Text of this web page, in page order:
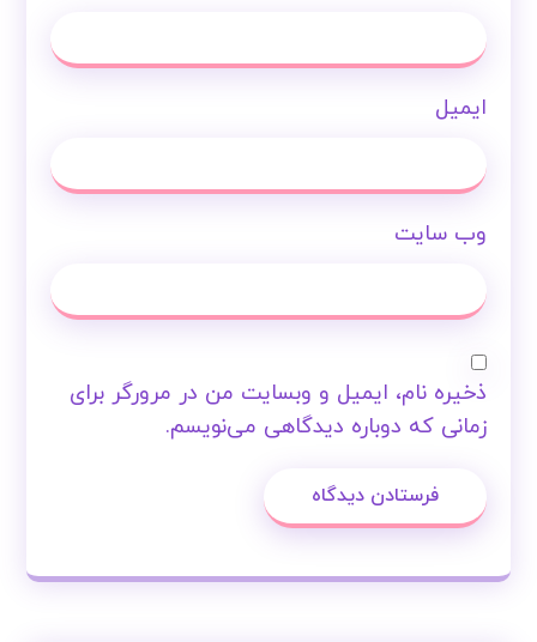
ایمیل
وب‌ سایت
ذخیره نام، ایمیل و وبسایت من در مرورگر برای
زمانی که دوباره دیدگاهی می‌نویسم.
فرستادن دیدگاه